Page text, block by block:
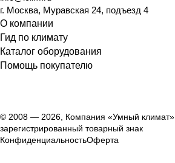
г. Москва, Муравская 24, подъезд 4
О компании
Гид по климату
Каталог оборудования
Помощь покупателю
© 2008 — 2026, Компания «Умный климат»
зарегистрированный товарный знак
КонфиденциальностьОферта